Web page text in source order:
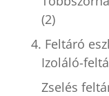
(2)
4. Feltáró
Izoláló-
Zselés